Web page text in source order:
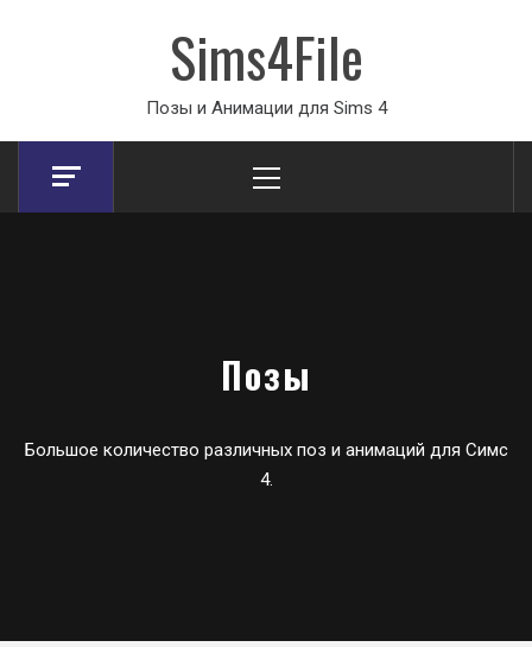
Sims4File
Позы и Анимации для Sims 4
Menu
Позы
Большое количество различных поз и анимаций для Симс
4.